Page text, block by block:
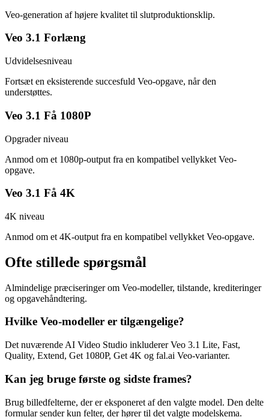
Veo-generation af højere kvalitet til slutproduktionsklip.
Veo 3.1 Forlæng
Udvidelsesniveau
Fortsæt en eksisterende succesfuld Veo-opgave, når den
understøttes.
Veo 3.1 Få 1080P
Opgrader niveau
Anmod om et 1080p-output fra en kompatibel vellykket Veo-
opgave.
Veo 3.1 Få 4K
4K niveau
Anmod om et 4K-output fra en kompatibel vellykket Veo-opgave.
Ofte stillede spørgsmål
Almindelige præciseringer om Veo-modeller, tilstande, krediteringer
og opgavehåndtering.
Hvilke Veo-modeller er tilgængelige?
Det nuværende AI Video Studio inkluderer Veo 3.1 Lite, Fast,
Quality, Extend, Get 1080P, Get 4K og fal.ai Veo-varianter.
Kan jeg bruge første og sidste frames?
Brug billedfelterne, der er eksponeret af den valgte model. Den delte
formular sender kun felter, der hører til det valgte modelskema.